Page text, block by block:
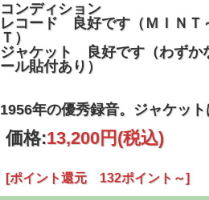
コンディション
レコード 良好です（ＭＩＮ
Ｔ）
ジャケット 良好です（わずか
ール貼付あり）
1956年の優秀録音。ジャケット
価格:13,200円 (税込)
[ポイント還元 132ポイント～]